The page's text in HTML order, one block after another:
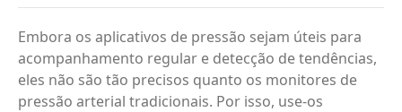
Embora os aplicativos de pressão sejam úteis para
acompanhamento regular e detecção de tendências,
eles não são tão precisos quanto os monitores de
pressão arterial tradicionais. Por isso, use-os